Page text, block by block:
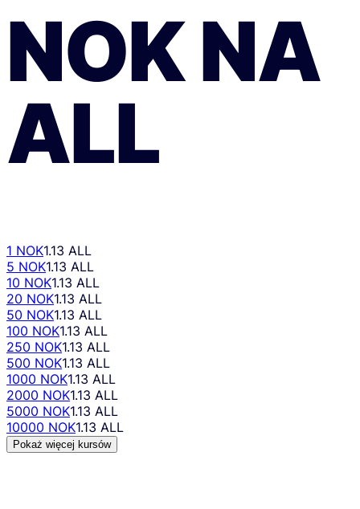
NOKNA
ALL
1 NOK1.13 ALL
5 NOK1.13 ALL
10 NOK1.13 ALL
20 NOK1.13 ALL
50 NOK1.13 ALL
100 NOK1.13 ALL
250 NOK1.13 ALL
500 NOK1.13 ALL
1000 NOK1.13 ALL
2000 NOK1.13 ALL
5000 NOK1.13 ALL
10000 NOK1.13 ALL
Pokaż więcej kursów